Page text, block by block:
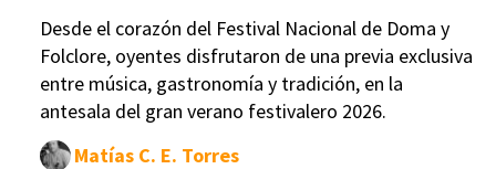
Desde el corazón del Festival Nacional de Doma y
Folclore, oyentes disfrutaron de una previa exclusiva
entre música, gastronomía y tradición, en la
antesala del gran verano festivalero 2026.
Matías C. E. Torres